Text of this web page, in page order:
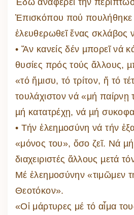
Ἐδῶ ἀναφέρει τήν
Ἐπισκόπου πού πουλήθηκε
ἐλευθερωθεῖ ἕνας σκλάβος
• Ἄν κανείς δέν µπορεῖ νά
θυσίες πρός τούς ἄλλους,
«τό ἥµισυ, τό τρίτον, ἤ τό
τουλάχιστον νά «μή
µή κατατρέχῃ, νά µή
• Τήν ἐλεηµοσύνη νά τήν
«μόνος του», ὅσο ζεῖ. Νά
διαχειριστές ἄλλους µετά
Μέ ἐλεημοσύνην «τιμῶμεν
Θεοτόκον».
«Οἱ μάρτυρες μέ τό αἷμα